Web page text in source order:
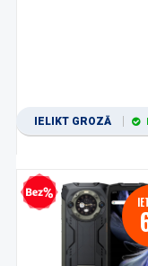
IELIKT GROZĀ
kredīts